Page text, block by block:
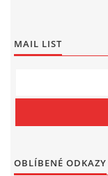
MAIL LIST
OBLÍBENÉ ODKAZY